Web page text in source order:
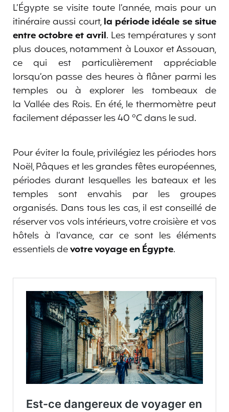
L’Égypte se visite toute l’année, mais pour un
itinéraire aussi court,la période idéale se situe
entre octobre et avril. Les températures y sont
plus douces, notamment à Louxor et Assouan,
ce qui est particulièrement appréciable
lorsqu’on passe des heures à flâner parmi les
temples ou à explorer les tombeaux de
la Vallée des Rois. En été, le thermomètre peut
facilement dépasser les 40 °C dans le sud.
Pour éviter la foule, privilégiez les périodes hors
Noël, Pâques et les grandes fêtes européennes,
périodes durant lesquelles les bateaux et les
temples sont envahis par les groupes
organisés. Dans tous les cas, il est conseillé de
réserver vos vols intérieurs, votre croisière et vos
hôtels à l’avance, car ce sont les éléments
essentiels devotre voyage en Égypte.